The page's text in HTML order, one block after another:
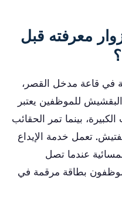
معرفته قبل
في قاعة مدخل القصر،
للموظفين يعتبر
بينما تمر الحقائب
تعمل خدمة الإيداع
عندما تصل
بطاقة مرقمة في